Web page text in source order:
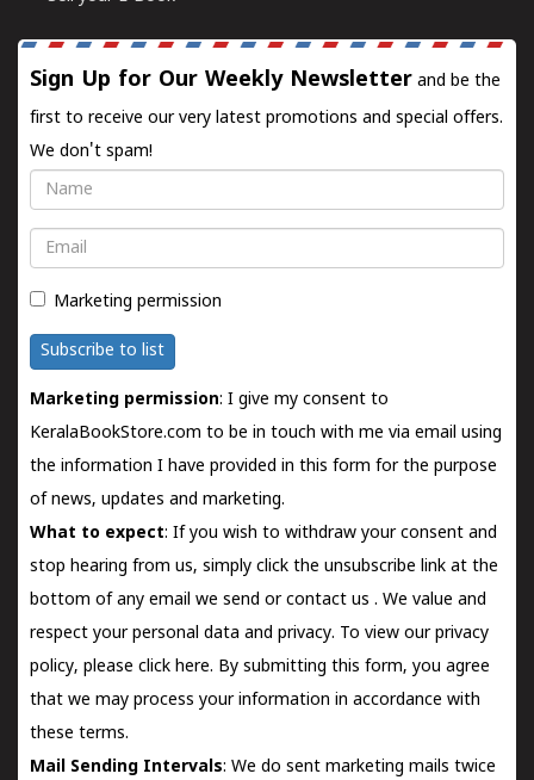
Sign Up for Our Weekly Newsletter and be the
first to receive our very latest promotions and special offers.
We don't spam!
Name
Email
Marketing permission
Subscribe to list
Marketing permission: I give my consent to
KeralaBookStore.com to be in touch with me via email using
the information I have provided in this form for the purpose
of news, updates and marketing.
What to expect: If you wish to withdraw your consent and
stop hearing from us, simply click the unsubscribe link at the
bottom of any email we send orcontact us . We value and
respect your personal data and privacy. To view our privacy
policy, please click here. By submitting this form, you agree
that we may process your information in accordance with
these terms.
Mail Sending Intervals: We do sent marketing mails twice